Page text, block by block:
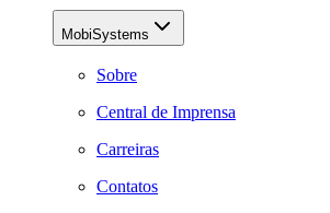
MobiSystems
Sobre
Central de Imprensa
Carreiras
Contatos